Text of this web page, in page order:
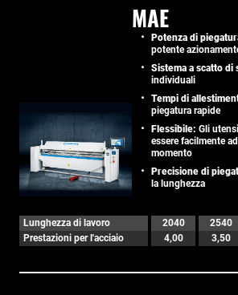
MAE
Potenza di
potente
Sistema a scatto di
individuali
Tempi di
piegatura rapide
Flessibile: Gli
essere facilmente
momento
Precisione di
la lunghezza
Lunghezza di lavoro 2040 2540
Prestazioni per l'acciaio
4,00 3,50